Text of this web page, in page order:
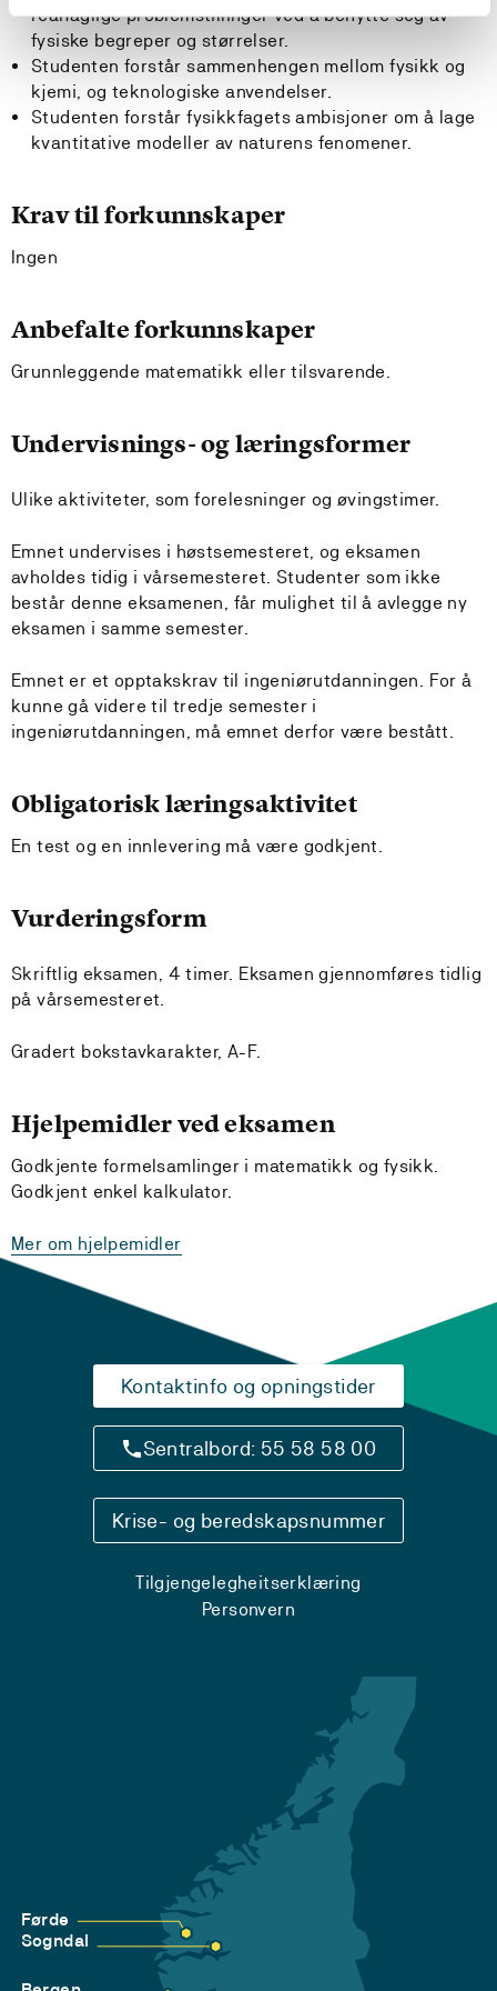
realfaglige problemstillinger ved å benytte seg av
fysiske begreper og størrelser.
Studenten forstår sammenhengen mellom fysikk og
kjemi, og teknologiske anvendelser.
Studenten forstår fysikkfagets ambisjoner om å lage
kvantitative modeller av naturens fenomener.
Krav til forkunnskaper
Ingen
Anbefalte forkunnskaper
Grunnleggende matematikk eller tilsvarende.
Undervisnings- og læringsformer
Ulike aktiviteter, som forelesninger og øvingstimer.
Emnet undervises i høstsemesteret, og eksamen
avholdes tidig i vårsemesteret. Studenter som ikke
består denne eksamenen, får mulighet til å avlegge ny
eksamen i samme semester.
Emnet er et opptakskrav til ingeniørutdanningen. For å
kunne gå videre til tredje semester i
ingeniørutdanningen, må emnet derfor være bestått.
Obligatorisk læringsaktivitet
En test og en innlevering må være godkjent.
Vurderingsform
Skriftlig eksamen, 4 timer. Eksamen gjennomføres tidlig
på vårsemesteret.
Gradert bokstavkarakter, A-F.
Hjelpemidler ved eksamen
Godkjente formelsamlinger i matematikk og fysikk.
Godkjent enkel kalkulator.
Mer om hjelpemidler
Kontaktinfo og opningstider
Sentralbord: 55 58 58 00
Krise- og beredskapsnummer
Tilgjengelegheitserklæring
Personvern
Førde
Sogndal